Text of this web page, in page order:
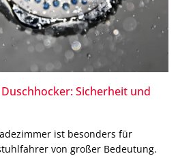
Sicherheit und
ist besonders für
von großer Bedeutung.